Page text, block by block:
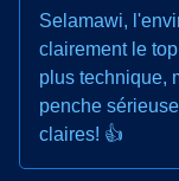
Selamawi,
clairement le
plus technique,
penche
claires! 👍